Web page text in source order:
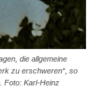
die allgemeine
zu erschweren“, so
Foto: Karl-Heinz